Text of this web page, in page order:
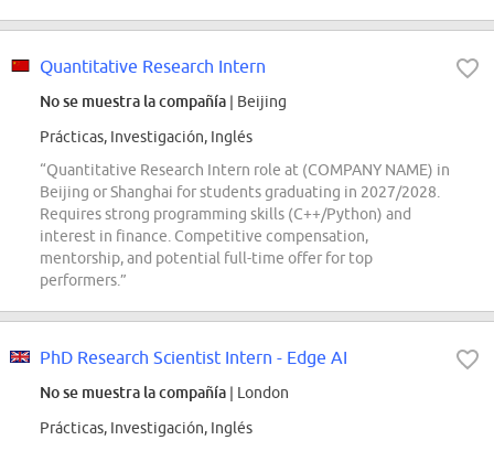
Quantitative Research Intern
No se muestra la compañía | Beijing
Prácticas, Investigación, Inglés
“Quantitative Research Intern role at (COMPANY NAME) in
Beijing or Shanghai for students graduating in 2027/2028.
Requires strong programming skills (C++/Python) and
interest in finance. Competitive compensation,
mentorship, and potential full-time offer for top
performers.”
PhD Research Scientist Intern - Edge AI
No se muestra la compañía | London
Prácticas, Investigación, Inglés